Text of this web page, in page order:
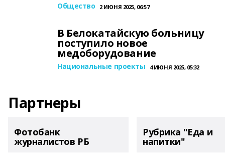
Общество 2 ИЮНЯ 2025, 06:57
В Белокатайскую больницу
поступило новое
медоборудование
Национальные проекты 4 ИЮНЯ 2025, 05:32
Партнеры
Фотобанк
журналистов РБ
Рубрика "Еда и
напитки"